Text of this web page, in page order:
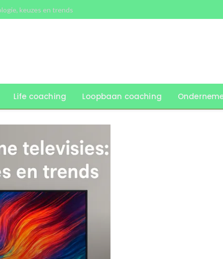
keuzes en trends
Life coaching Loopbaan coaching